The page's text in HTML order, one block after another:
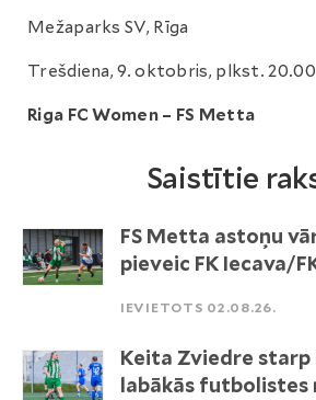
Mežaparks SV, Rīga
Trešdiena, 9. oktobris, plkst. 20.00
Riga FC Women – FS Metta
Saistītie
FS Metta astoņu
pieveic FK Iecava/
IEVIETOTS 02.08.26.
Keita Zviedre starp
labākās futbolistes